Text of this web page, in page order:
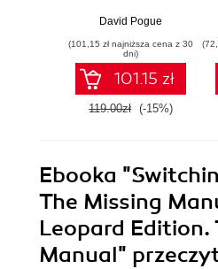
Been in the Box
David Pogue
(101,15 zł najniższa cena z 30
dni)
101.15 zł
119.00zł (-15%)
Ebooka
The Missing
Leopard Edition.
Manual"